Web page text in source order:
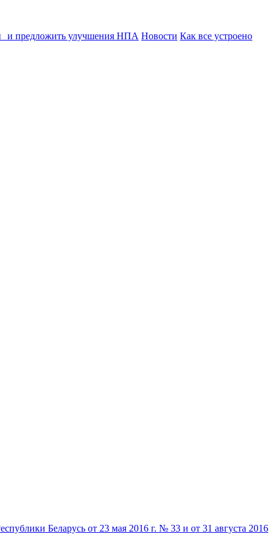
и предложить улучшения НПА Новости Как все устроено
Беларусь от 23 мая 2016 г. № 33 и от 31 августа 2016